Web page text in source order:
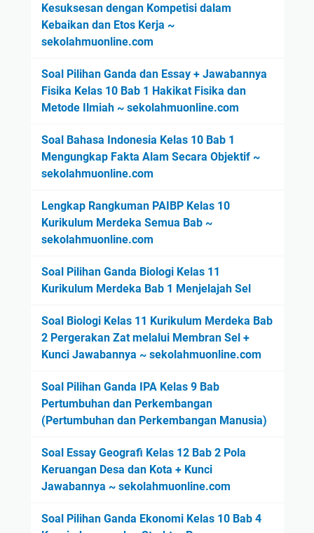
Kesuksesan dengan Kompetisi dalam
Kebaikan dan Etos Kerja ~
sekolahmuonline.com
Soal Pilihan Ganda dan Essay + Jawabannya
Fisika Kelas 10 Bab 1 Hakikat Fisika dan
Metode Ilmiah ~ sekolahmuonline.com
Soal Bahasa Indonesia Kelas 10 Bab 1
Mengungkap Fakta Alam Secara Objektif ~
sekolahmuonline.com
Lengkap Rangkuman PAIBP Kelas 10
Kurikulum Merdeka Semua Bab ~
sekolahmuonline.com
Soal Pilihan Ganda Biologi Kelas 11
Kurikulum Merdeka Bab 1 Menjelajah Sel
Soal Biologi Kelas 11 Kurikulum Merdeka Bab
2 Pergerakan Zat melalui Membran Sel +
Kunci Jawabannya ~ sekolahmuonline.com
Soal Pilihan Ganda IPA Kelas 9 Bab
Pertumbuhan dan Perkembangan
(Pertumbuhan dan Perkembangan Manusia)
Soal Essay Geografi Kelas 12 Bab 2 Pola
Keruangan Desa dan Kota + Kunci
Jawabannya ~ sekolahmuonline.com
Soal Pilihan Ganda Ekonomi Kelas 10 Bab 4